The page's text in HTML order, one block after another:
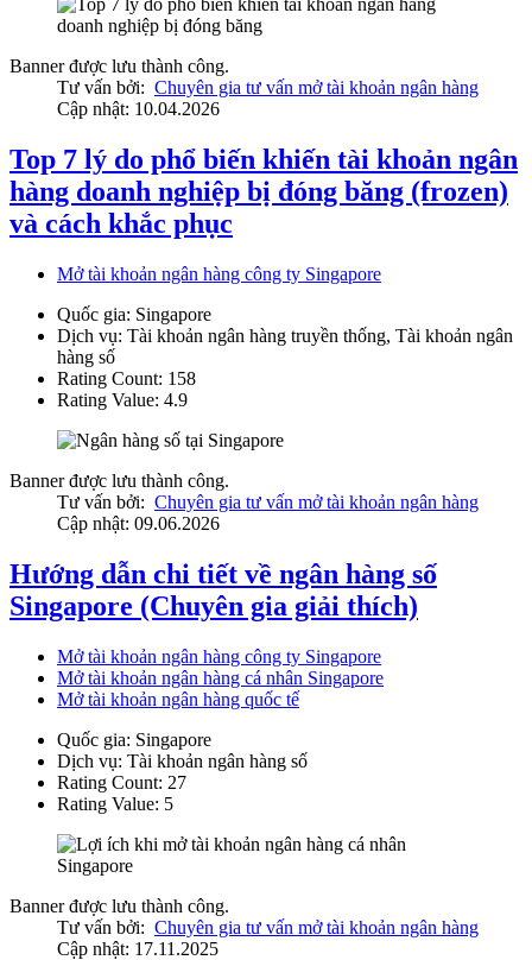
Banner được lưu thành công.
Tư vấn bởi: Chuyên gia tư vấn mở tài khoản ngân hàng
Cập nhật: 10.04.2026
Top 7 lý do phổ biến khiến tài khoản ngân
hàng doanh nghiệp bị đóng băng (frozen)
và cách khắc phục
Mở tài khoản ngân hàng công ty Singapore
Quốc gia: Singapore
Dịch vụ: Tài khoản ngân hàng truyền thống, Tài khoản ngân
hàng số
Rating Count: 158
Rating Value: 4.9
Banner được lưu thành công.
Tư vấn bởi: Chuyên gia tư vấn mở tài khoản ngân hàng
Cập nhật: 09.06.2026
Hướng dẫn chi tiết về ngân hàng số
Singapore (Chuyên gia giải thích)
Mở tài khoản ngân hàng công ty Singapore
Mở tài khoản ngân hàng cá nhân Singapore
Mở tài khoản ngân hàng quốc tế
Quốc gia: Singapore
Dịch vụ: Tài khoản ngân hàng số
Rating Count: 27
Rating Value: 5
Banner được lưu thành công.
Tư vấn bởi: Chuyên gia tư vấn mở tài khoản ngân hàng
Cập nhật: 17.11.2025